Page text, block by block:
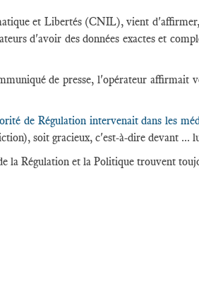
et Libertés (CNIL), vient
d'avoir des données exactes et
de presse, l'opérateur affirmait
de Régulation intervenait dans les
soit gracieux, c'est-à-dire devant ...
la Régulation et la Politique trouvent